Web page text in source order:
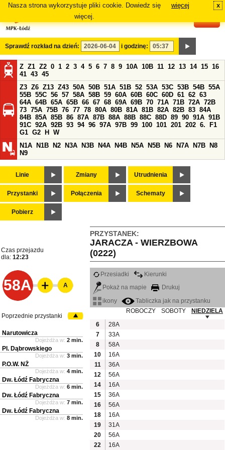
Nasza strona wykorzystuje pliki cookie. Dowiedz się
więcej.
więcej x
Sprawdź rozkład na dzień: i godzinę:
Z Z1 Z2 0 1 2 3 4 5 6 7 8 9 10A 10B 11 12 13 14 15 16
41 43 45
Z3 Z6 Z13 Z43 50A 50B 51A 51B 52 53A 53C 53B 54B 55A
55B 55C 56 57 58A 58B 59 60A 60B 60C 60D 61 62 63
64A 64B 65A 65B 66 67 68 69A 69B 70 71A 71B 72A 72B
73 75A 75B 76 77 78 80A 80B 81A 81B 82A 82B 83 84A
84B 85A 85B 86 87A 87B 88A 88B 88C 88D 89 90 91A 91B
91C 92A 92B 93 94 96 97A 97B 99 100 101 201 202 6.
F1
G1 G2 H
W
N1A
N1B N2 N3A N3B N4A N4B N5A N5B N6 N7A N7B
N8
N9
Linie Zmiany Utrudnienia
Przystanki Połączenia Schematy
Pobierz
PRZYSTANEK:
JARACZA - WIERZBOWA
(0222)
Czas przejazdu
dla: 12:23
58A
Przesiadki
Kierunki
Pokaż na mapie
Drukuj
ikony
Tabliczka jak na przystanku
ROBOCZY
SOBOTY
NIEDZIELA
6
28A
7
33A
8
58A
10
16A
11
36A
12
56A
14
16A
15
36A
16
56A
18
16A
19
31A
20
56A
22
16A
A
Poprzednie przystanki
Narutowicza
Dojeżdża w: 2 min.
Pl. Dąbrowskiego
Dojeżdża w: 3 min.
P.O.W. NŻ
Dojeżdża w: 4 min.
Dw. Łódź Fabryczna
Dojeżdża w: 6 min.
Dw. Łódź Fabryczna
Dojeżdża w: 7 min.
Dw. Łódź Fabryczna
Dojeżdża w: 8 min.